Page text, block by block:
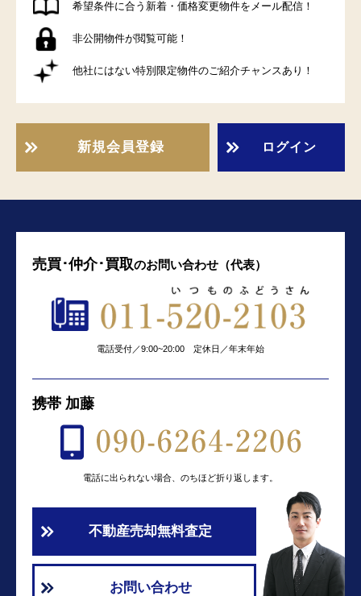
希望条件に合う新着・価格変更物件をメール配信！
非公開物件が閲覧可能！
他社にはない特別限定物件のご紹介チャンスあり！
新規会員登録 ログイン
売買･仲介･買取のお問い合わせ（代表）
電話受付／9:00~20:00 定休日／年末年始
携帯 加藤
電話に出られない場合、のちほど折り返します。
不動産売却無料査定
お問い合わせ